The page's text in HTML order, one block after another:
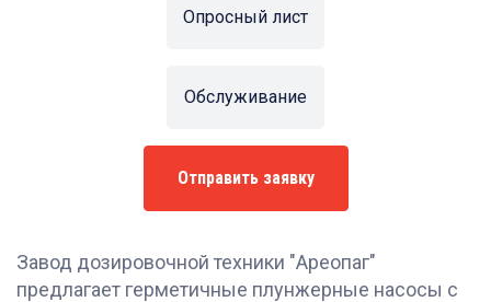
Опросный лист
Обслуживание
Отправить заявку
Завод дозировочной техники "Ареопаг"
предлагает герметичные плунжерные насосы с